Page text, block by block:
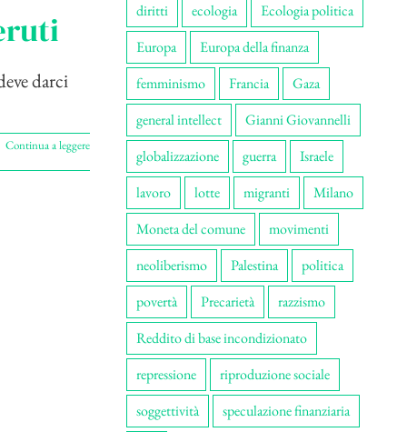
darci
Continua a leggere
diritti
ecologia
Ecologia politica
Europa
Europa della finanza
femminismo
Francia
Gaza
general intellect
Gianni Giovannelli
globalizzazione
guerra
Israele
lavoro
lotte migranti
Milano
Moneta del comune
movimenti
neoliberismo
Palestina
politica
povertà
Precarietà
razzismo
Reddito di base incondizionato
repressione
riproduzione sociale
soggettività
speculazione finanziaria